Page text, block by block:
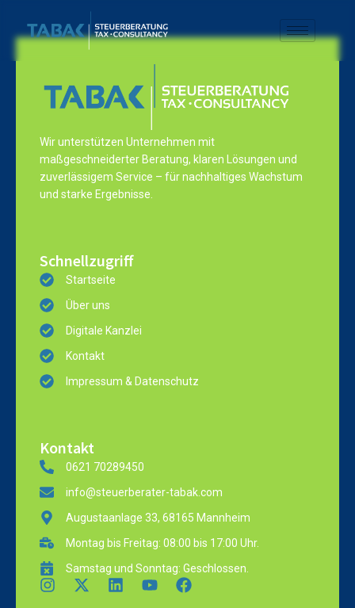
Wir unterstützen Unternehmen mit
maßgeschneiderter Beratung, klaren Lösungen und
zuverlässigem Service – für nachhaltiges Wachstum
und starke Ergebnisse.
Schnellzugriff
Startseite
Über uns
Digitale Kanzlei
Kontakt
Impressum & Datenschutz
Kontakt
0621 70289450
info@steuerberater-tabak.com
Augustaanlage 33, 68165 Mannheim
Montag bis Freitag: 08:00 bis 17:00 Uhr.
Samstag und Sonntag: Geschlossen.